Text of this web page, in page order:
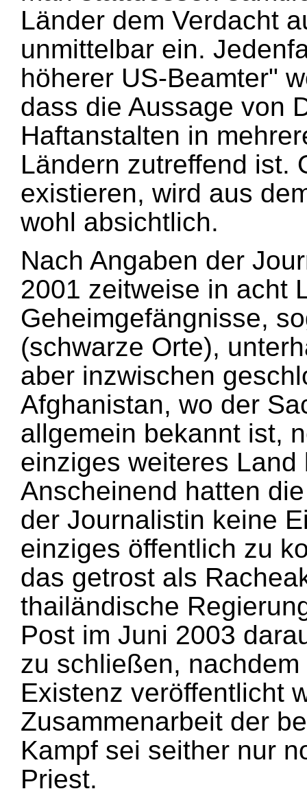
Länder dem Verdacht
unmittelbar ein.
höherer US-Beamter"
dass die Aussage von
Haftanstalten in
Ländern zutreffend ist.
existieren, wird aus
wohl absichtlich.
Nach Angaben der
2001 zeitweise in acht
Geheimgefängnisse,
(schwarze Orte),
aber inzwischen
Afghanistan, wo der
allgemein bekannt ist,
einziges weiteres
Anscheinend hatten
der Journalistin keine
einziges öffentlich zu
das getrost als
thailändische
Post im Juni 2003
zu schließen,
Existenz veröffentlicht
Zusammenarbeit der
Kampf sei seither nur
Priest.